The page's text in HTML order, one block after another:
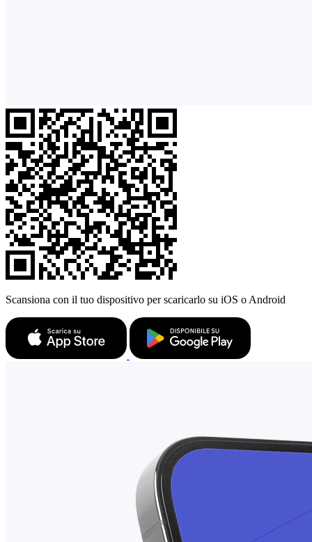
Scansiona con il tuo dispositivo per scaricarlo su iOS o Android